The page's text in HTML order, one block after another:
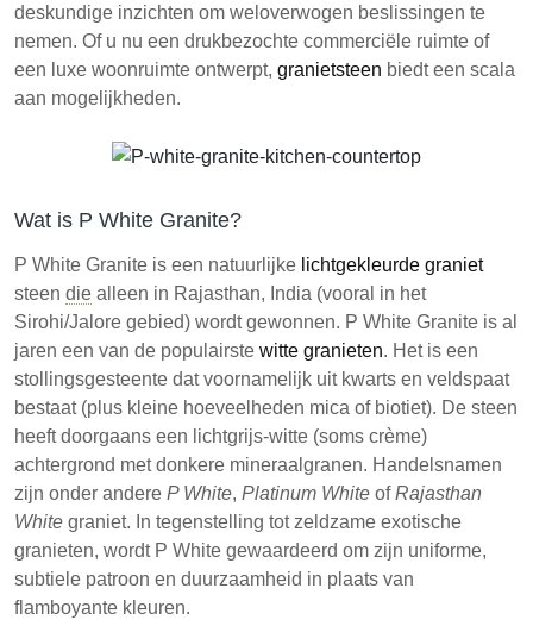
Het staat bekend om zijn sterkte,
krasbestendigheid en langdurige waarde,
waardoor het ideaal is voor drukbezochte
gebieden.
De graniet is beschikbaar in verschillende maten
ontwerppreferenties.
P Witte Graniet is een praktische keuze voor een
breed scala aan bouw- en ontwerpprojecten
vanwege zijn duurzaamheid en betaalbaarheid.
deskundige inzichten om weloverwogen beslissingen te
nemen. Of u nu een drukbezochte commerciële ruimte of
een luxe woonruimte ontwerpt, granietsteen biedt een scala
aan mogelijkheden.
Wat is P White Granite?
P White Granite is een natuurlijke lichtgekleurde graniet
steen die alleen in Rajasthan, India (vooral in het
Sirohi/Jalore gebied) wordt gewonnen. P White Granite is al
jaren een van de populairste witte granieten. Het is een
stollingsgesteente dat voornamelijk uit kwarts en veldspaat
bestaat (plus kleine hoeveelheden mica of biotiet). De steen
heeft doorgaans een lichtgrijs-witte (soms crème)
achtergrond met donkere mineraalgranen. Handelsnamen
zijn onder andere P White, Platinum White ofRajasthan
White graniet. In tegenstelling tot zeldzame exotische
granieten, wordt P White gewaardeerd om zijn uniforme,
subtiele patroon en duurzaamheid in plaats van
flamboyante kleuren.